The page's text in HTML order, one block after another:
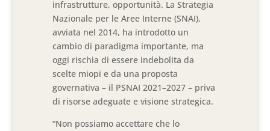
infrastrutture, opportunità. La Strategia
Nazionale per le Aree Interne (SNAI),
avviata nel 2014, ha introdotto un
cambio di paradigma importante, ma
oggi rischia di essere indebolita da
scelte miopi e da una proposta
governativa – il PSNAI 2021–2027 – priva
di risorse adeguate e visione strategica.
“Non possiamo accettare che lo